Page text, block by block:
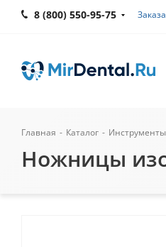
8 (800) 550-95-75
Главная - Каталог -
Ножницы